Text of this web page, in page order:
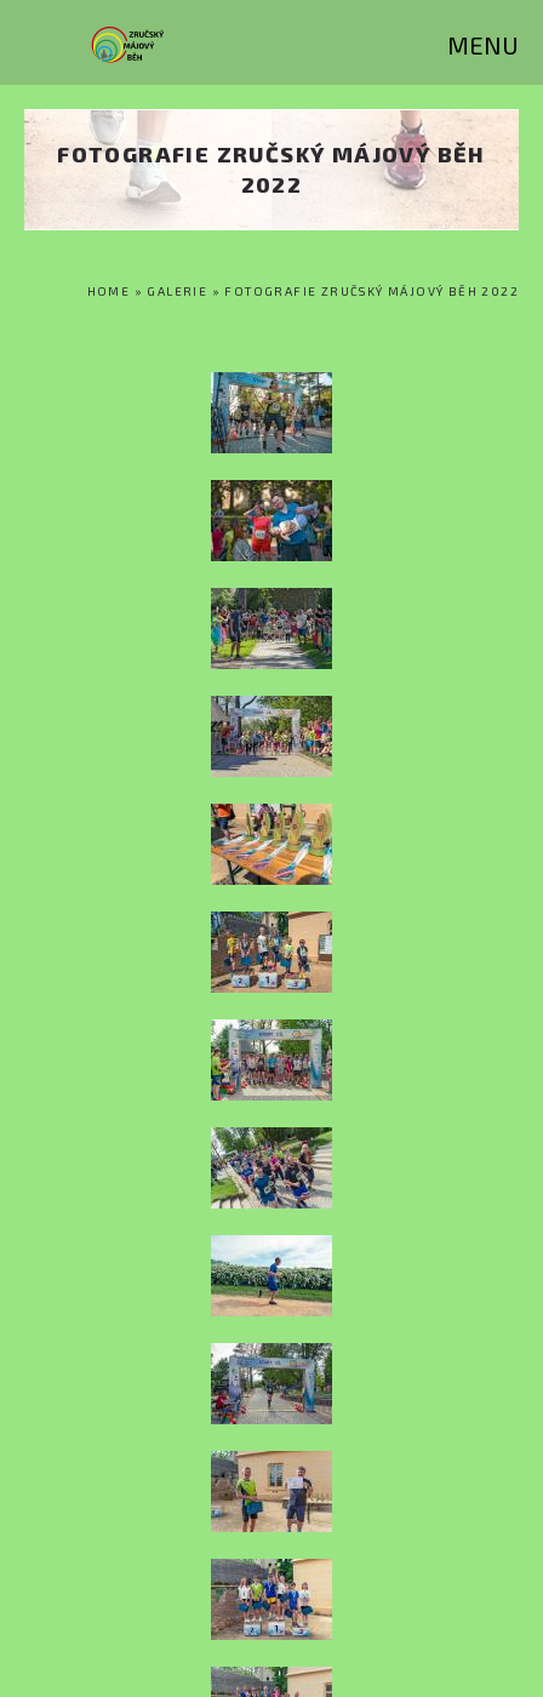
MENU
FOTOGRAFIE ZRUČSKÝ MÁJOVÝ BĚH
2022
JSTE ZDE
HOME » GALERIE » FOTOGRAFIE ZRUČSKÝ MÁJOVÝ BĚH 2022